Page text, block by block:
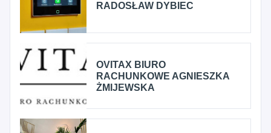
RADOSŁAW DYBIEC
OVITAX BIURO
RACHUNKOWE AGNIESZKA
ŻMIJEWSKA